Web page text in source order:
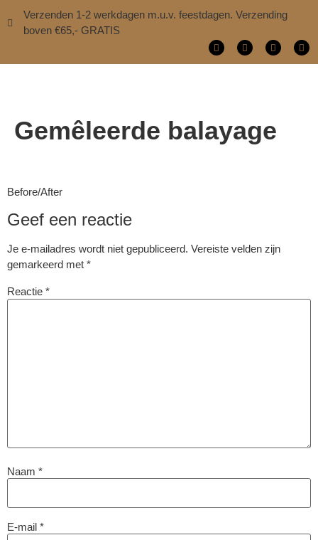
Verzenden 1-2 werkdagen m.u.v. feestdagen. Verzending
boven €65,- GRATIS
Gemêleerde balayage
Before/After
Geef een reactie
Je e-mailadres wordt niet gepubliceerd. Vereiste velden zijn
gemarkeerd met *
Reactie *
Naam *
E-mail *